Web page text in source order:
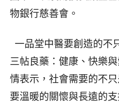
物銀行慈善會。
一品堂中醫要創造的不
三帖良藥：健康、快樂
情表示，社會需要的不
要溫暖的關懷與長遠的